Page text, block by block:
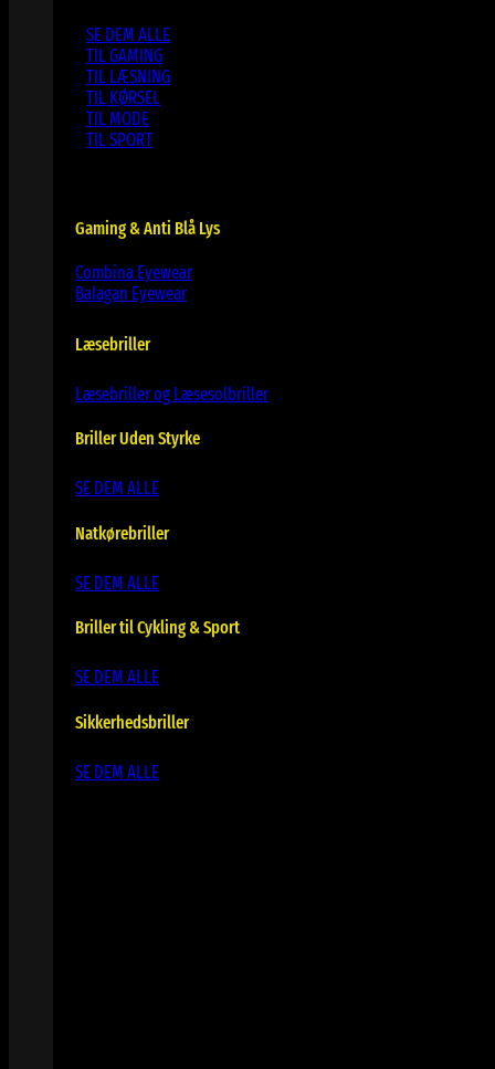
SE DEM ALLE
TIL GAMING
TIL LÆSNING
TIL KØRSEL
TIL MODE
TIL SPORT
Gaming & Anti Blå Lys
Combina Eyewear
Balagan Eyewear
Læsebriller
Læsebriller og Læsesolbriller
Briller Uden Styrke
SE DEM ALLE
Natkørebriller
SE DEM ALLE
Briller til Cykling & Sport
SE DEM ALLE
Sikkerhedsbriller
SE DEM ALLE